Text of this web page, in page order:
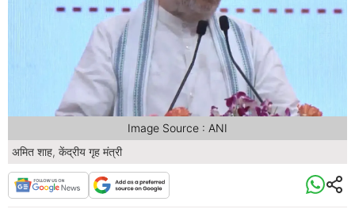
अमित शाह, केंद्रीय गृह मंत्री
Image Source : ANI